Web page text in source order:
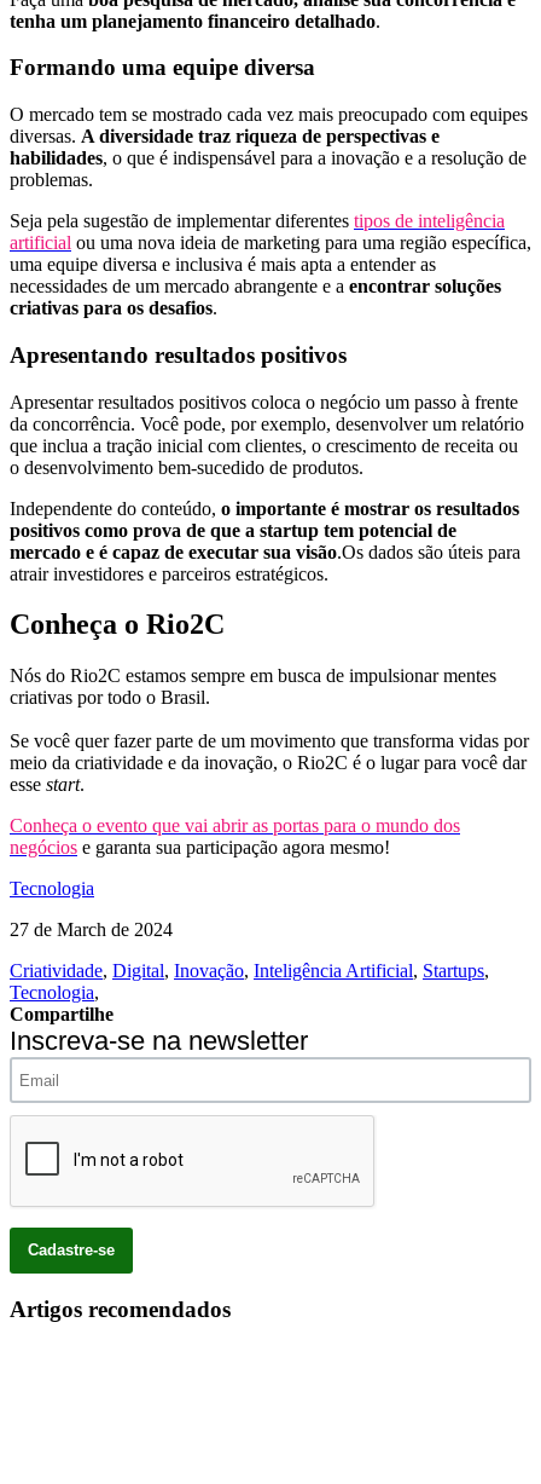
tenha um planejamento financeiro detalhado.
Formando uma equipe diversa
O mercado tem se mostrado cada vez mais preocupado com equipes
diversas. A diversidade traz riqueza de perspectivas e
habilidades, o que é indispensável para a inovação e a resolução de
problemas.
Seja pela sugestão de implementar diferentes tipos de inteligência
artificial ou uma nova ideia de marketing para uma região específica,
uma equipe diversa e inclusiva é mais apta a entender as
necessidades de um mercado abrangente e a encontrar soluções
criativas para os desafios.
Apresentando resultados positivos
Apresentar resultados positivos coloca o negócio um passo à frente
da concorrência. Você pode, por exemplo, desenvolver um relatório
que inclua a tração inicial com clientes, o crescimento de receita ou
o desenvolvimento bem-sucedido de produtos.
Independente do conteúdo, o importante é mostrar os resultados
positivos como prova de que a startup tem potencial de
mercado e é capaz de executar sua visão.Os dados são úteis para
atrair investidores e parceiros estratégicos.
Conheça o Rio2C
Nós do Rio2C estamos sempre em busca de impulsionar mentes
criativas por todo o Brasil.
Se você quer fazer parte de um movimento que transforma vidas por
meio da criatividade e da inovação, o Rio2C é o lugar para você dar
esse start.
Conheça o evento que vai abrir as portas para o mundo dos
negócios e garanta sua participação agora mesmo!
Tecnologia
27 de March de 2024
Criatividade, Digital, Inovação, Inteligência Artificial, Startups,
Tecnologia,
Compartilhe
Inscreva-se na newsletter
Artigos recomendados